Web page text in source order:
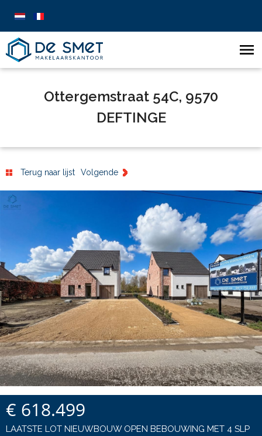
Ottergemstraat 54C, 9570
DEFTINGE
Terug naar lijst Volgende
€ 618.499
LAATSTE LOT NIEUWBOUW OPEN BEBOUWING MET 4 SLP